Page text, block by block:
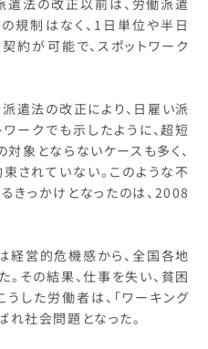
規制はなく、1日単位や半日
約が可能で、スポットワーク
遣法の改正により、日雇い派
ークでも示したように、超短
象とならないケースも多く、
されていない。このような不
きっかけとなったのは、2008
経営的危機感から、全国各地
。その結果、仕事を失い、貧困
した労働者は、「ワーキング
れ社会問題となった。